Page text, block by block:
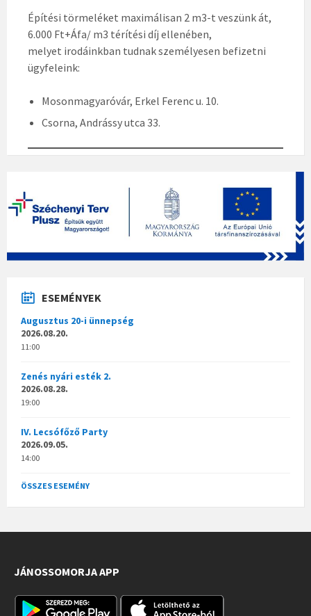
Építési törmeléket maximálisan 2 m3-t veszünk át,
6.000 Ft+Áfa/ m3 térítési díj ellenében,
melyet irodáinkban tudnak személyesen befizetni
ügyfeleink:
Mosonmagyaróvár, Erkel Ferenc u. 10.
Csorna, Andrássy utca 33.
ESEMÉNYEK
Augusztus 20-i ünnepség
2026.08.20.
11:00
Zenés nyári esték 2.
2026.08.28.
19:00
IV. Lecsófőző Party
2026.09.05.
14:00
ÖSSZES ESEMÉNY
JÁNOSSOMORJA APP